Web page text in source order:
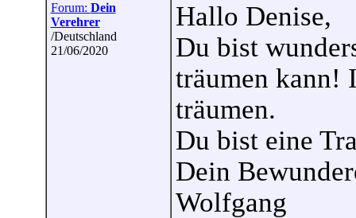
Forum: Dein
Verehrer
/Deutschland
21/06/2020
Hallo Denise,
Du bist
träumen kann!
träumen.
Du bist eine
Dein
Wolfgang